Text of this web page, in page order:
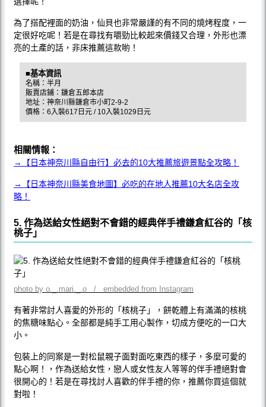
為了搭配裡面的奶油，仙貝也非常嚴謹的有不同的燒烤程度，一
定很好吃呢！若是在尋找有嚼勁比較起來價錢又合理，外形也漂
亮的土產的話，非床推薦這款喲！
■基本資訊
名稱：半月
販賣店鋪：鎌倉五郎本店
地址：神奈川縣鎌倉市小町2-9-2
價格：6入裝617日元 / 10入裝1029日元
相關情報：
→【日本神奈川縣自由行】必去的10大推薦旅遊景點全攻略！
→【日本神奈川縣美食地圖】必吃的在地人推薦10大名店全攻
略！
5. 作為送給女性絕對不會錯的經典伴手禮鎌倉紅谷的「核
桃子」
photo by o._.mari._.o / embedded from Instagram
有著非常討人喜愛的外形的「核桃子」，餅乾體上有滿滿的核桃
的焦糖味點心。全部都是純手工用心製作，切成方便吃的一口大
小。
包裝上的同案是一對松鼠親子面對面吃東西的樣子，多麼可愛的
點心啊！，作為送給女性，戀人或女性友人等等的伴手禮絕對會
很開心的！若是在尋找討人喜歡的伴手禮的你，推薦你買這個就
對啦！